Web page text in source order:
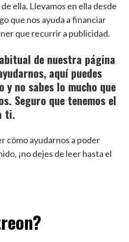
ella. Llevamos en ella desde
que nos ayuda a financiar
que recurrir a publicidad.
de nuestra página
aquí puedes
y no sabes lo mucho que
Seguro que tenemos el
ti.
cómo ayudarnos a poder
¡no dejes de leer hasta el